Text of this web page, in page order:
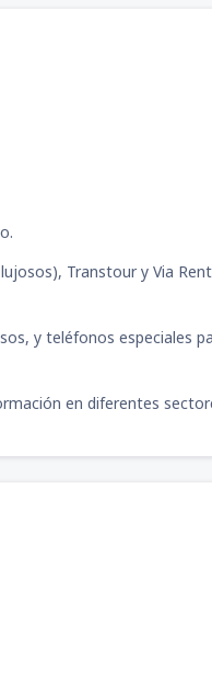
Transtour y Via
y teléfonos especiales
en diferentes